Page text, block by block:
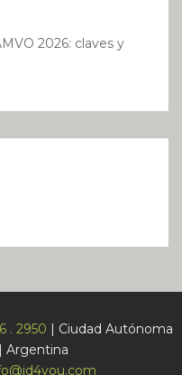
2026: claves y
. 2950 | Ciudad Autónoma
Argentina